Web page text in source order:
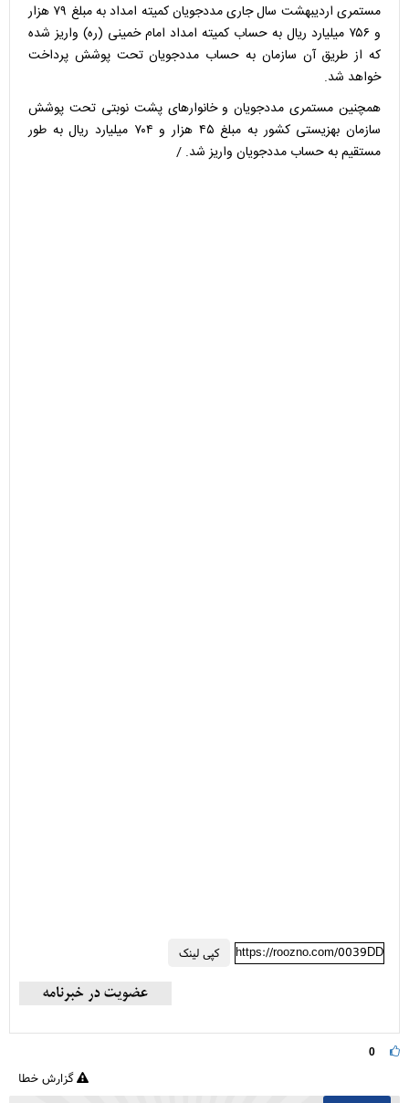
مستمری اردیبهشت سال جاری مددجویان کمیته امداد به مبلغ ۷۹ هزار
و ۷۵۶ میلیارد ریال به حساب کمیته امداد امام خمینی (ره) واریز شده
که از طریق آن سازمان به حساب مددجویان تحت پوشش پرداخت
خواهد شد.
همچنین مستمری مددجویان و خانوارهای پشت نوبتی تحت پوشش
سازمان بهزیستی کشور به مبلغ ۴۵ هزار و ۷۰۴ میلیارد ریال به طور
مستقیم به حساب مددجویان واریز شد. /
کپی لینک https://roozno.com/0039DD
0
گزارش خطا